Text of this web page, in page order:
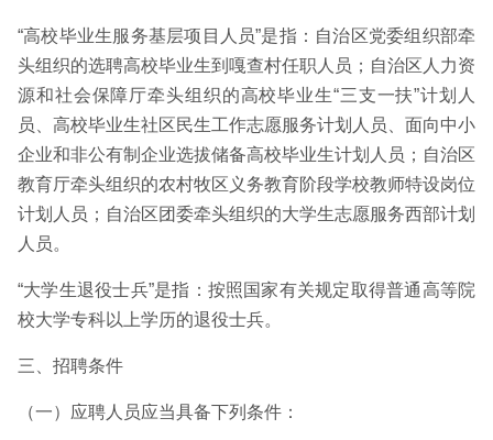
“高校毕业生服务基层项目人员”是指：自治区党委组织部牵
头组织的选聘高校毕业生到嘎查村任职人员；自治区人力资
源和社会保障厅牵头组织的高校毕业生“三支一扶”计划人
员、高校毕业生社区民生工作志愿服务计划人员、面向中小
企业和非公有制企业选拔储备高校毕业生计划人员；自治区
教育厅牵头组织的农村牧区义务教育阶段学校教师特设岗位
计划人员；自治区团委牵头组织的大学生志愿服务西部计划
人员。
“大学生退役士兵”是指：按照国家有关规定取得普通高等院
校大学专科以上学历的退役士兵。
三、招聘条件
（一）应聘人员应当具备下列条件：